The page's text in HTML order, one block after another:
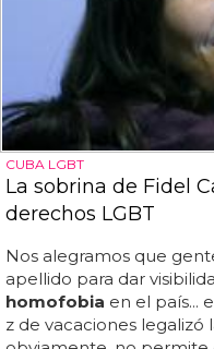
CUBA LGBT
La sobrina de Fidel
derechos LGBT
Nos alegramos que
apellido para dar
homofobia en el país...
z de vacaciones legalizó